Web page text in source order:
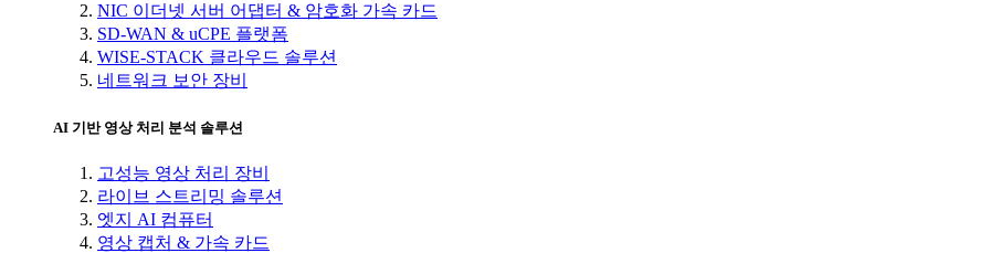
NIC 이더넷 서버 어댑터 & 암호화 가속 카드
SD-WAN & uCPE 플랫폼
WISE-STACK 클라우드 솔루션
네트워크 보안 장비
AI 기반 영상 처리 분석 솔루션
고성능 영상 처리 장비
라이브 스트리밍 솔루션
엣지 AI 컴퓨터
영상 캡처 & 가속 카드